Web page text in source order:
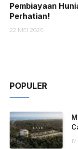
Pembiayaan
Perhatian!
22 MEI 2026
POPULER